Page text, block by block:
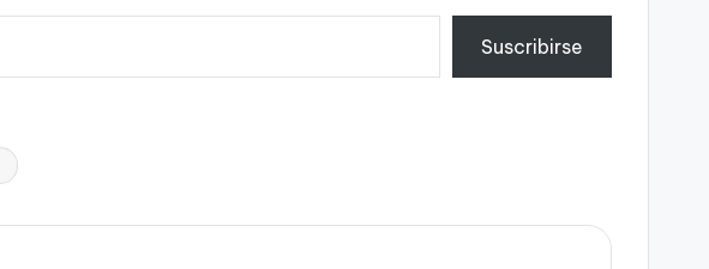
Suscribirse